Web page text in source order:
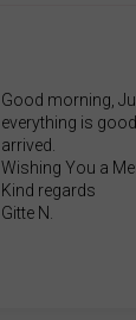
Good morning,
everything is
arrived.
Wishing You a
Kind regards
Gitte N.